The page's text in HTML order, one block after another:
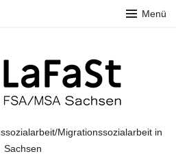
Menü
Migrationssozialarbeit in
Sachsen